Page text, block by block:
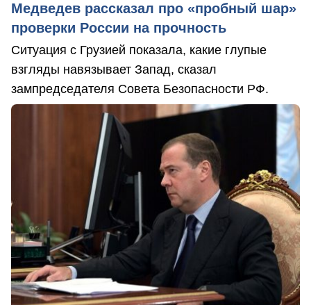
Медведев рассказал про «пробный шар»
проверки России на прочность
Ситуация с Грузией показала, какие глупые
взгляды навязывает Запад, сказал
зампредседателя Совета Безопасности РФ.